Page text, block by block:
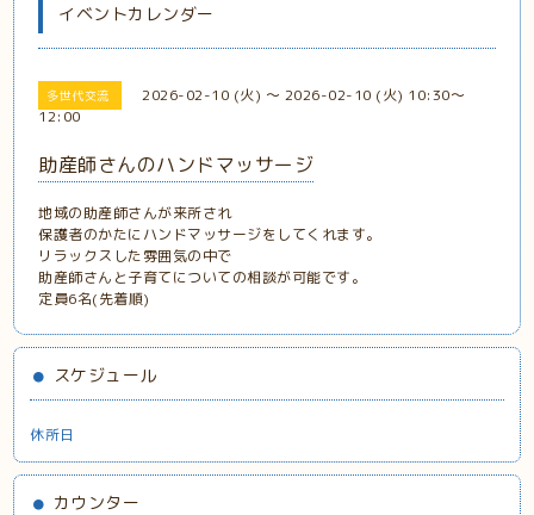
イベントカレンダー
多世代交流
2026-02-10 (火) ～ 2026-02-10 (火) 10:30～
12:00
助産師さんのハンドマッサージ
地域の助産師さんが来所され
保護者のかたにハンドマッサージをしてくれます。
リラックスした雰囲気の中で
助産師さんと子育てについての相談が可能です。
定員6名(先着順)
スケジュール
休所日
カウンター